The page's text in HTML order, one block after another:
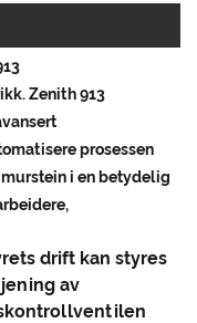
Zenith 913
prosessen
i en betydelig
drift kan styres
av